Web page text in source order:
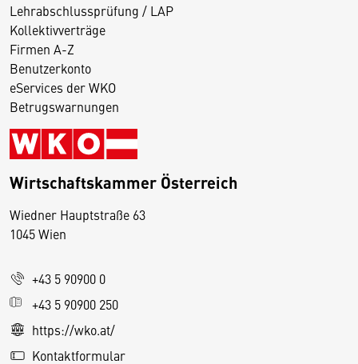
Lehrabschlussprüfung / LAP
Kollektivverträge
Firmen A-Z
Benutzerkonto
eServices der WKO
Betrugswarnungen
Wirtschaftskammer Österreich
Wiedner Hauptstraße 63
1045 Wien
+43 5 90900 0
+43 5 90900 250
https://wko.at/
Kontaktformular
D
s
e
S
e